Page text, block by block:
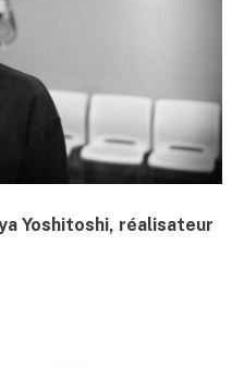
Yoshitoshi, réalisateur